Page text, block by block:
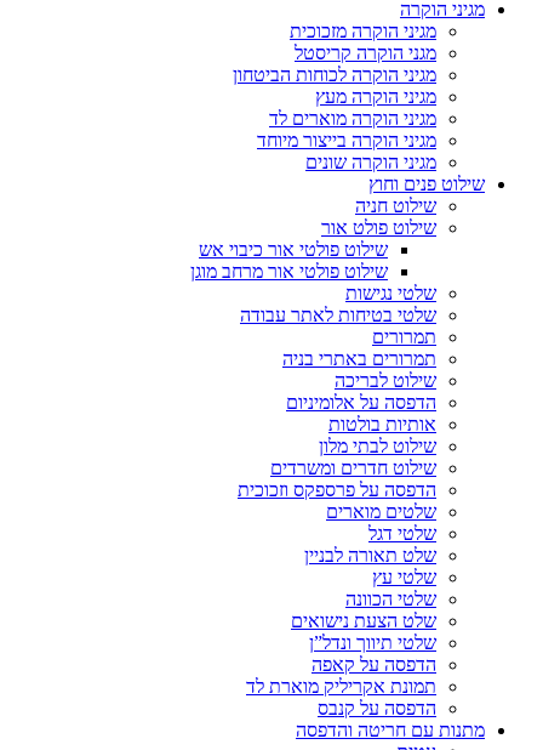
מגיני הוקרה
מגיני הוקרה מזכוכית
מגני הוקרה קריסטל
מגיני הוקרה לכוחות הביטחון
מגיני הוקרה מעץ
מגיני הוקרה מוארים לד
מגיני הוקרה בייצור מיוחד
מגיני הוקרה שונים
שילוט פנים וחוץ
שילוט חניה
שילוט פולט אור
שילוט פולטי אור כיבוי אש
שילוט פולטי אור מרחב מוגן
שלטי נגישות
שלטי בטיחות לאתר עבודה
תמרורים
תמרורים באתרי בניה
שילוט לבריכה
הדפסה על אלומיניום
אותיות בולטות
שילוט לבתי מלון
שילוט חדרים ומשרדים
הדפסה על פרספקס וזכוכית
שלטים מוארים
שלטי דגל
שלט תאורה לבניין
שלטי עץ
שלטי הכוונה
שלט הצעת נישואים
שלטי תיווך ונדל”ן
הדפסה על קאפה
תמונת אקריליק מוארת לד
הדפסה על קנבס
מתנות עם חריטה והדפסה